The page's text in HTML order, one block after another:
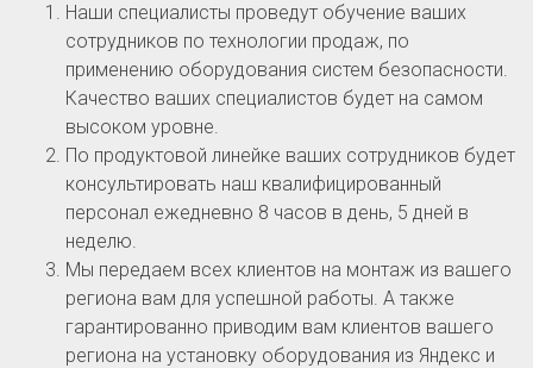
Наши специалисты проведут обучение ваших
сотрудников по технологии продаж, по
применению оборудования систем безопасности.
Качество ваших специалистов будет на самом
высоком уровне.
По продуктовой линейке ваших сотрудников будет
консультировать наш квалифицированный
персонал ежедневно 8 часов в день, 5 дней в
неделю.
Мы передаем всех клиентов на монтаж из вашего
региона вам для успешной работы. А также
гарантированно приводим вам клиентов вашего
региона на установку оборудования из Яндекс и